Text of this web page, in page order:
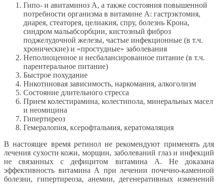
Гипо- и авитаминоз A, а также состояния повышенной
потребности организма в витамине А: гастрэктомия,
диарея, стеаторея, целиакия, спру, болезнь Крона,
синдром мальабсорбции, кистозный фиброз
поджелудочной железы, частые инфекционные (в т.ч.
хронические) и «простудные» заболевания
Неполноценное и несбалансированное питание (в т.ч.
парентеральное питание)
Быстрое похудание
Никотиновая зависимость, наркомания, алкоголизм
Состояние длительного стресса
Прием колестирамина, колестипола, минеральных масел
и неомицина
Гипертиреоз
Гемералопия, ксерофтальмия, кератомаляция
В настоящее время ретинол не рекомендуют применять для
лечения сухости кожи, морщин, заболеваний глаз и инфекций
не связанных с дефицитом витамина А. Не доказана
эффективность витамина А при лечении почечно-каменной
болезни, гипертиреоза, анемии, дегенеративных изменений